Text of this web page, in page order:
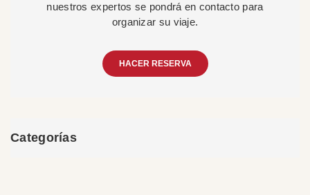
nuestros expertos se pondrá en contacto para
organizar su viaje.
HACER RESERVA
Categorías